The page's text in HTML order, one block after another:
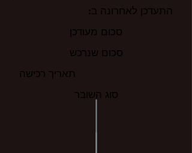
התעדכן לאחרונה ב:
סכום מעודכן
סכום שנרכש
תאריך רכישה
סוג השובר